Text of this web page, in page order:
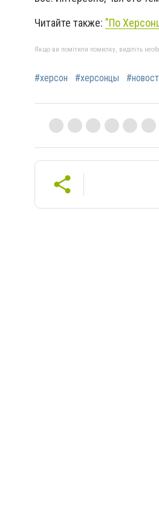
Читайте также: "По
Якщо ви помітили помилку, виділіть
#херсон #херсонцы